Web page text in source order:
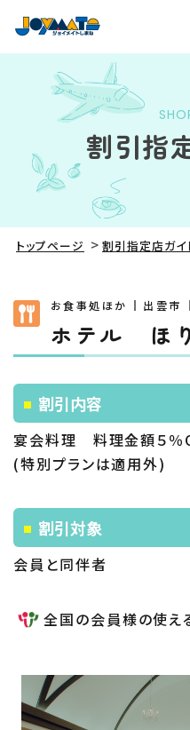
割引指
トップページ 割引指定店ガイ
お食事処ほか 出雲市
ホテル ほ
割引内容
宴会料理 料理金額５％
(特別プランは適用外)
割引対象
会員と同伴者
全国の会員様の使え